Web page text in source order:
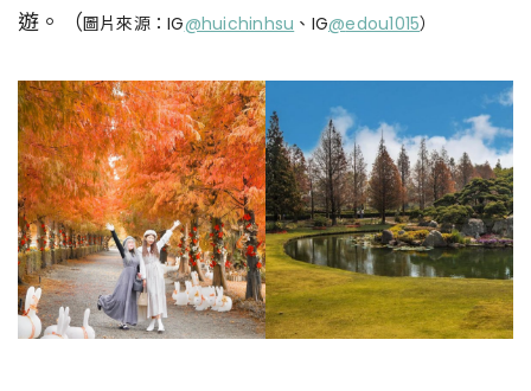
遊。（圖片來源：IG@huichinhsu 、IG@edou1015）